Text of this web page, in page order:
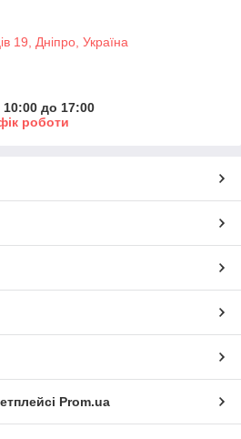
19, Дніпро, Україна
до 17:00
роботи
Prom.ua